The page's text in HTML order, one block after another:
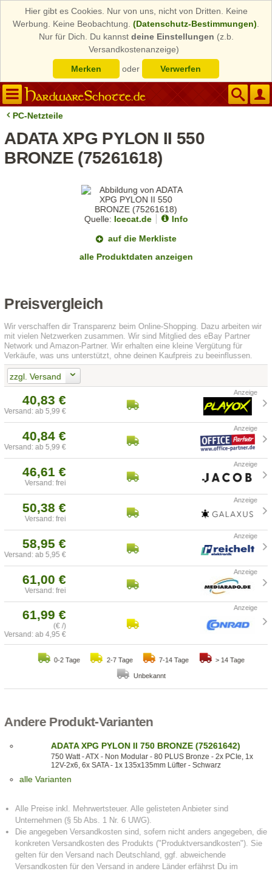
Hier gibt es Cookies. Nur von uns, nicht von Dritten. Keine
Werbung. Keine Beobachtung. (Datenschutz-Bestimmungen)
Nur für Dich. Du kannst deine Einstellungen (z.b.
Versandkostenanzeige)
Merken
oder Verwerfen
PC-Netzteile
ADATA XPG PYLON II 550
BRONZE (75261618)
Quelle: Icecat.de
Info
auf die Merkliste
alle Produktdaten anzeigen
Preisvergleich
Wir verschaffen dir Transparenz beim Online-Shopping. Dazu arbeiten wir
mit vielen Netzwerken zusammen. Wir sind Mitglied des eBay Partner
Network und Amazon-Partner. Wir erhalten eine kleine Vergütung für
Verkäufe, was uns unterstützt, ohne deinen Kaufpreis zu beeinflussen.
zzgl. Versand
40,83 €
Versand: ab 5,99 €
40,84 €
Versand: ab 5,99 €
46,61 €
Versand: frei
50,38 €
Versand: frei
58,95 €
Versand: ab 5,95 €
61,00 €
Versand: frei
61,99 €
(€ /)
Versand: ab 4,95 €
0-2 Tage 2-7 Tage 7-14 Tage > 14 Tage
Unbekannt
Andere Produkt-Varianten
ADATA XPG PYLON II 750 BRONZE (75261642)
750 Watt - ATX - Non Modular - 80 PLUS Bronze - 2x PCIe, 1x
12V-2x6, 6x SATA - 1x 135x135mm Lüfter - Schwarz
alle Varianten